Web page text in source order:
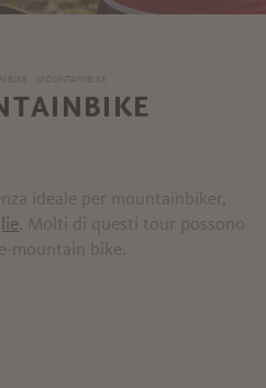
BIKE MOUNTAINBIKE
ideale per mountainbiker,
. Molti di questi tour possono
mountain bike.